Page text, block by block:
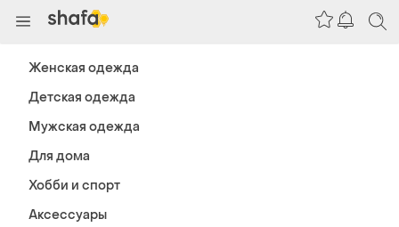
Женская одежда
Детская одежда
Мужская одежда
Для дома
Хобби и спорт
Аксессуары